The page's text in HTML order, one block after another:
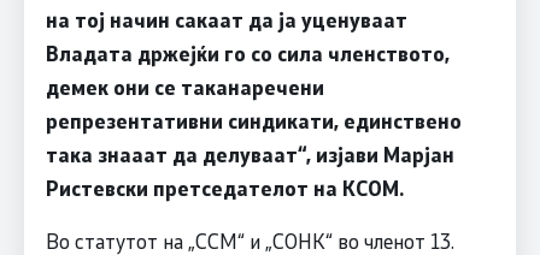
на тој начин сакаат да ја уценуваат
Владата држејќи го со сила членството,
демек они се таканаречени
репрезентативни синдикати, единствено
така знааат да делуваат“, изјави Марјан
Ристевски претседателот на КСОМ.
Во статутот на „ССМ“ и „СОНК“ во членот 13.